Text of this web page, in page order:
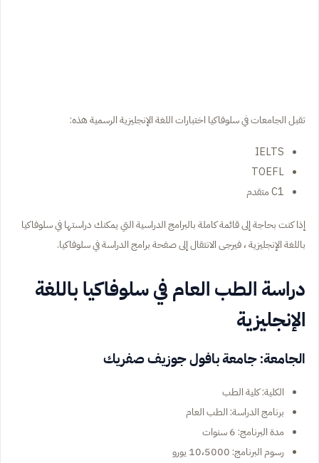
تقبل الجامعات في سلوفاكيا اختبارات اللغة الإنجليزية الرسمية هذه:
IELTS
TOEFL
C1 متقدم
إذا كنت بحاجة إلى قائمة كاملة بالبرامج الدراسية التي يمكنك دراستها في سلوفاكيا
باللغة الإنجليزية ، فيرجى الانتقال إلى صفحة برامج الدراسة في سلوفاكيا.
دراسة الطب العام في سلوفاكيا باللغة
الإنجليزية
الجامعة: جامعة بافول جوزيف صفريك
الكلية: كلية الطب
برنامج الدراسة: الطب العام
مدة البرنامج: 6 سنوات
رسوم البرنامج: 10،5000 يورو